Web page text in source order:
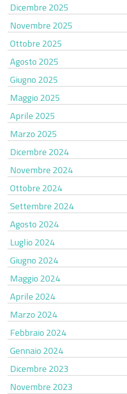
Dicembre 2025
Novembre 2025
Ottobre 2025
Agosto 2025
Giugno 2025
Maggio 2025
Aprile 2025
Marzo 2025
Dicembre 2024
Novembre 2024
Ottobre 2024
Settembre 2024
Agosto 2024
Luglio 2024
Giugno 2024
Maggio 2024
Aprile 2024
Marzo 2024
Febbraio 2024
Gennaio 2024
Dicembre 2023
Novembre 2023